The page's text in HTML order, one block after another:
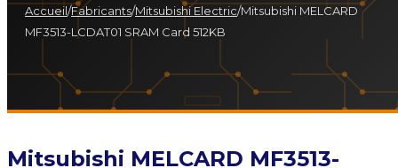
Accueil/Fabricants/Mitsubishi Electric/Mitsubishi MELCARD
MF3513-LCDAT01 SRAM Card 512KB
Mitsubishi MELCARD MF3513-